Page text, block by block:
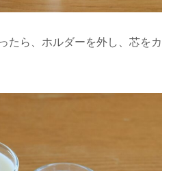
たら、ホルダーを外し、芯をカ